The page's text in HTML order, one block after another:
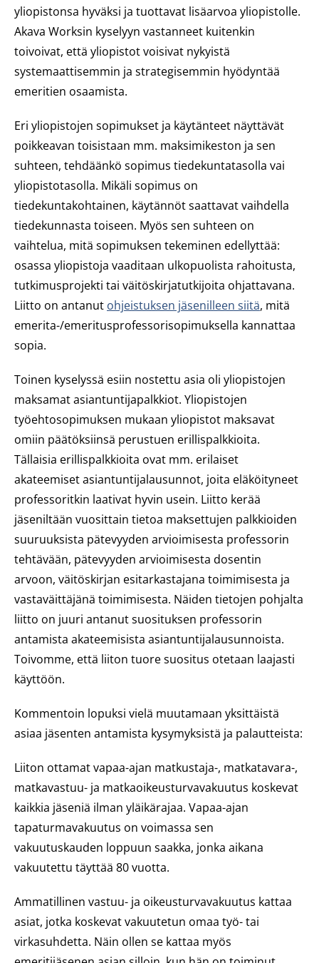
yliopistonsa hyväksi ja tuottavat lisäarvoa yliopistolle.
Akava Worksin kyselyyn vastanneet kuitenkin
toivoivat, että yliopistot voisivat nykyistä
systemaattisemmin ja strategisemmin hyödyntää
emeritien osaamista.
Eri yliopistojen sopimukset ja käytänteet näyttävät
poikkeavan toisistaan mm. maksimikeston ja sen
suhteen, tehdäänkö sopimus tiedekuntatasolla vai
yliopistotasolla. Mikäli sopimus on
tiedekuntakohtainen, käytännöt saattavat vaihdella
tiedekunnasta toiseen. Myös sen suhteen on
vaihtelua, mitä sopimuksen tekeminen edellyttää:
osassa yliopistoja vaaditaan ulkopuolista rahoitusta,
tutkimusprojekti tai väitöskirjatutkijoita ohjattavana.
Liitto on antanut ohjeistuksen jäsenilleen siitä, mitä
emerita-/emeritusprofessorisopimuksella kannattaa
sopia.
Toinen kyselyssä esiin nostettu asia oli yliopistojen
maksamat asiantuntijapalkkiot. Yliopistojen
työehtosopimuksen mukaan yliopistot maksavat
omiin päätöksiinsä perustuen erillispalkkioita.
Tällaisia erillispalkkioita ovat mm. erilaiset
akateemiset asiantuntijalausunnot, joita eläköityneet
professoritkin laativat hyvin usein. Liitto kerää
jäseniltään vuosittain tietoa maksettujen palkkioiden
suuruuksista pätevyyden arvioimisesta professorin
tehtävään, pätevyyden arvioimisesta dosentin
arvoon, väitöskirjan esitarkastajana toimimisesta ja
vastaväittäjänä toimimisesta. Näiden tietojen pohjalta
liitto on juuri antanut suosituksen professorin
antamista akateemisista asiantuntijalausunnoista.
Toivomme, että liiton tuore suositus otetaan laajasti
käyttöön.
Kommentoin lopuksi vielä muutamaan yksittäistä
asiaa jäsenten antamista kysymyksistä ja palautteista:
Liiton ottamat vapaa-ajan matkustaja-, matkatavara-,
matkavastuu- ja matkaoikeusturvavakuutus koskevat
kaikkia jäseniä ilman yläikärajaa. Vapaa-ajan
tapaturmavakuutus on voimassa sen
vakuutuskauden loppuun saakka, jonka aikana
vakuutettu täyttää 80 vuotta.
Ammatillinen vastuu- ja oikeusturvavakuutus kattaa
asiat, jotka koskevat vakuutetun omaa työ- tai
virkasuhdetta. Näin ollen se kattaa myös